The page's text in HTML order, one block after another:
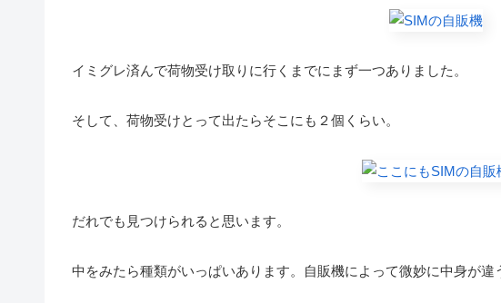
イミグレ済んで荷物受け取りに行くまでにまず一つありました。
そして、荷物受けとって出たらそこにも２個くらい。
だれでも見つけられると思います。
中をみたら種類がいっぱいあります。自販機によって微妙に中身が違